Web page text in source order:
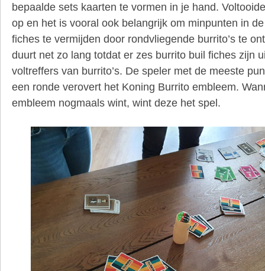
bepaalde sets kaarten te vormen in je hand.
op en het is vooral ook belangrijk om minpunten in
fiches te vermijden door rondvliegende burrito’s te
duurt net zo lang totdat er zes burrito buil fiches zijn
voltreffers van burrito’s. De speler met de meeste
een ronde verovert het Koning Burrito embleem.
embleem nogmaals wint, wint deze het spel.